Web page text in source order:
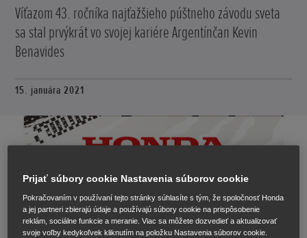
Víťazom 43. ročníka najťažšieho púštneho závodu sveta
sa stal prvýkrát vo svojej kariére Argentínčan Kevin
Benavides
15. januára 2021
Prijať súbory cookie Nastavenia súborov cookie
Pokračovaním v používaní tejto stránky súhlasíte s tým, že spoločnosť Honda
a jej partneri zbierajú údaje a používajú súbory cookie na prispôsobenie
reklám, sociálne funkcie a meranie. Viac sa môžete dozvedieť a aktualizovať
svoje voľby kedykoľvek kliknutím na položku Nastavenia súborov cookie.